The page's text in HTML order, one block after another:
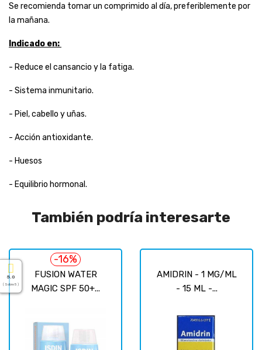
Se recomienda tomar un comprimido al día, preferiblemente por
la mañana.
Indicado en:
- Reduce el cansancio y la fatiga.
- Sistema inmunitario.
- Piel, cabello y uñas.
- Acción antioxidante.
- Huesos
- Equilibrio hormonal.
También podría interesarte
FUSION WATER
MAGIC SPF 50+...
-16%
AMIDRIN - 1 MG/ML
- 15 ML -...
5.0
( Sobre 5 )